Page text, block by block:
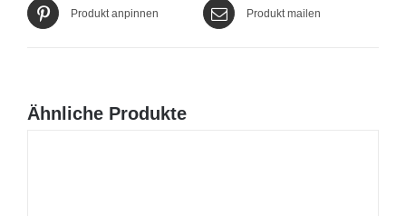
Produkt anpinnen Produkt mailen
Ähnliche Produkte